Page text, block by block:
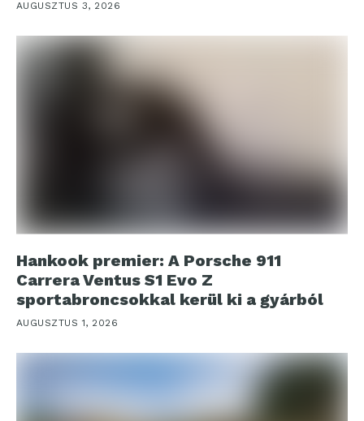
AUGUSZTUS 3, 2026
Hankook premier: A Porsche 911
Carrera Ventus S1 Evo Z
sportabroncsokkal kerül ki a gyárból
AUGUSZTUS 1, 2026